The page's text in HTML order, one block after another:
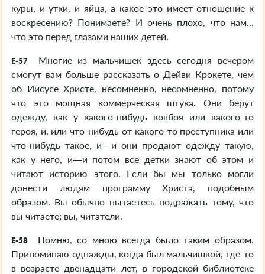
куры, и утки, и яйца, а какое это имеет отношение к
воскресению? Понимаете? И очень плохо, что нам...
что это перед глазами наших детей.
E-57
Многие из мальчишек здесь сегодня вечером
смогут вам больше рассказать о Дейви Крокете, чем
об Иисусе Христе, несомненно, несомненно, потому
что это мощная коммерческая штука. Они берут
одежду, как у какого-нибудь ковбоя или какого-то
героя, и, или что-нибудь от какого-то преступника или
что-нибудь такое, и—и они продают одежду такую,
как у него, и—и потом все детки знают об этом и
читают историю этого. Если бы мы только могли
донести людям программу Христа, подобным
образом. Вы обычно пытаетесь подражать тому, что
вы читаете; вы, читатели.
E-58
Помню, со мною всегда было таким образом.
Припоминаю однажды, когда был мальчишкой, где-то
в возрасте двенадцати лет, в городской библиотеке